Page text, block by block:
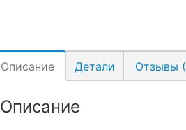
Описание Детали Отзывы
Описание